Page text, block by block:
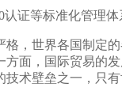
证等标准化管理体
，世界各国制定
面，国际贸易的
术壁垒之一，只